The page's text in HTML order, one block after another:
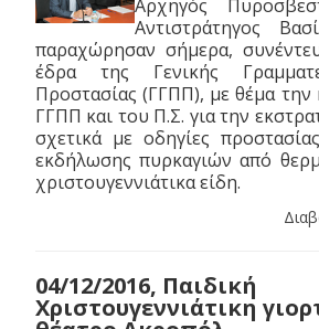
Αρχηγός
Αντιστράτηγος
παραχώρησαν σήμερα,
έδρα της Γενικής
Προστασίας (ΓΓΠΠ), με θέμα την
ΓΓΠΠ και του Π.Σ. για την
σχετικά με οδηγίες
εκδήλωσης πυρκαγιών από
χριστουγεννιάτικα είδη.
04/12/2016, Παιδική
Χριστουγεννιάτικη